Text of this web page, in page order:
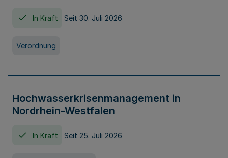
In Kraft Seit 30. Juli 2026
Verordnung
Hochwasserkrisenmanagement in
Nordrhein-Westfalen
In Kraft Seit 25. Juli 2026